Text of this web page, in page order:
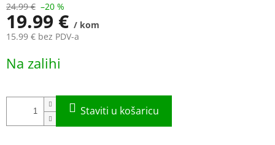
24.99 € –20 %
19.99 € / kom
15.99 € bez PDV-a
price:
Na zalihi